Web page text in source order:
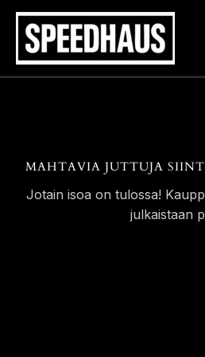
Siirry
sisältöön
MAHTAVIA JUTTUJA
Jotain isoa on tulossa!
julkaistaan